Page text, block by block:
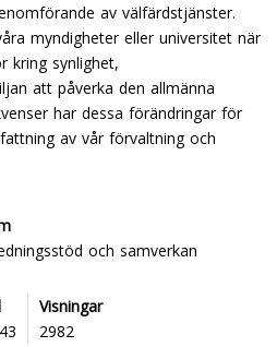
av välfärdstjänster.
myndigheter eller universitet när
kring synlighet,
att påverka den allmänna
har dessa förändringar för
av vår förvaltning och
och samverkan
Visningar
2982